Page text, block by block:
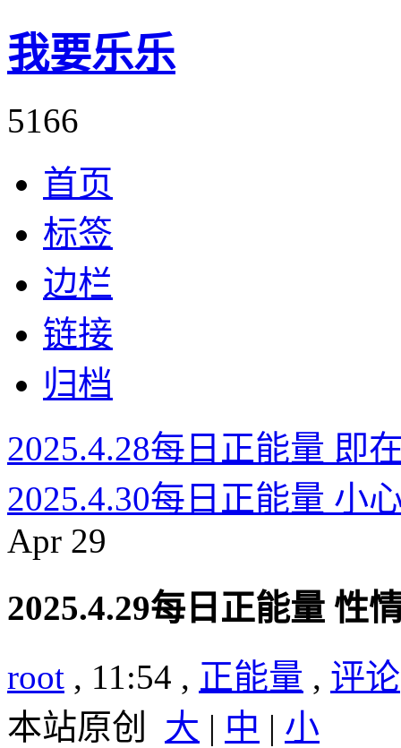
我要乐乐
5166
首页
标签
边栏
链接
归档
2025.4.28每日正能量 即
2025.4.30每日正能量 小
Apr 29
2025.4.29每日正能量 性
root , 11:54 , 正能量 , 评
本站原创
大 | 中 | 小